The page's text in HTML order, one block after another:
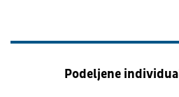
Podeljene